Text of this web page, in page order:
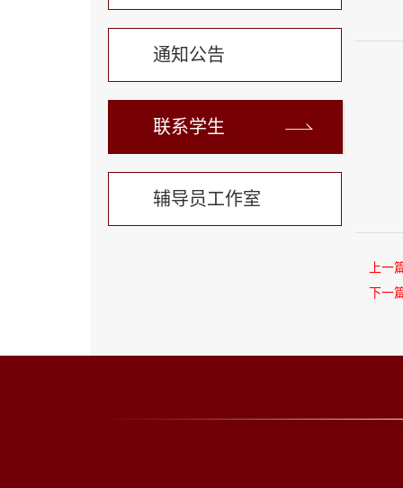
通知公告
联系学生
辅导员工作室
上一
下一